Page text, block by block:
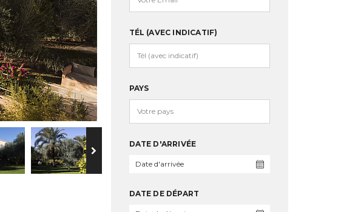
TÉL (AVEC INDICATIF)
PAYS
DATE D'ARRIVÉE
DATE DE DÉPART